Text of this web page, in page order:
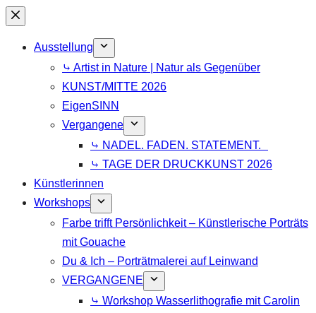
Zum
springenAusstellung
⤷ Artist in Nature | Natur als Gegenüber
KUNST/MITTE 2026
EigenSINN
Vergangene
⤷ NADEL. FADEN. STATEMENT.
⤷ TAGE DER DRUCKKUNST 2026
Künstlerinnen
Workshops
Farbe trifft Persönlichkeit – Künstlerische Porträts
mit Gouache
Du & Ich – Porträtmalerei auf Leinwand
VERGANGENE
⤷ Workshop Wasserlithografie mit Carolin